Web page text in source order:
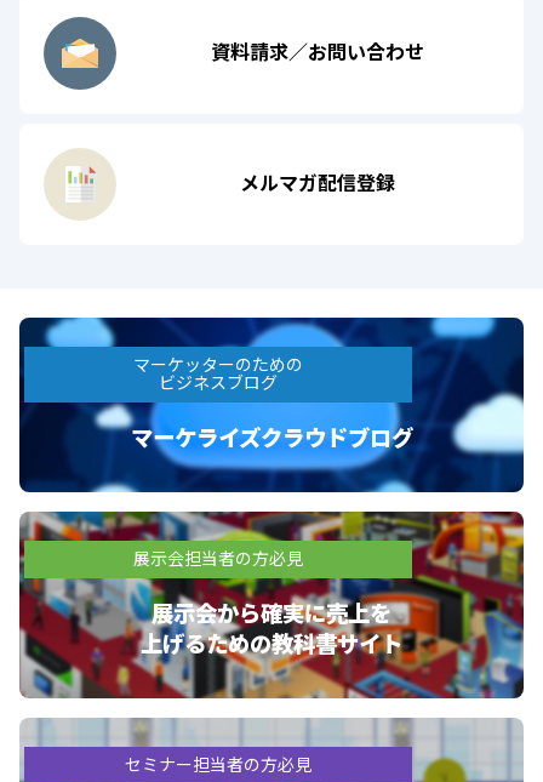
資料請求／お問い合わせ
メルマガ配信登録
マーケッターのための
ビジネスブログ
マーケライズクラウドブログ
展示会担当者の方必見
展示会から確実に売上を
上げるための教科書サイト
セミナー担当者の方必見